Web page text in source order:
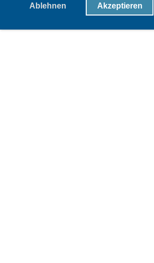
Ablehnen Akzeptieren